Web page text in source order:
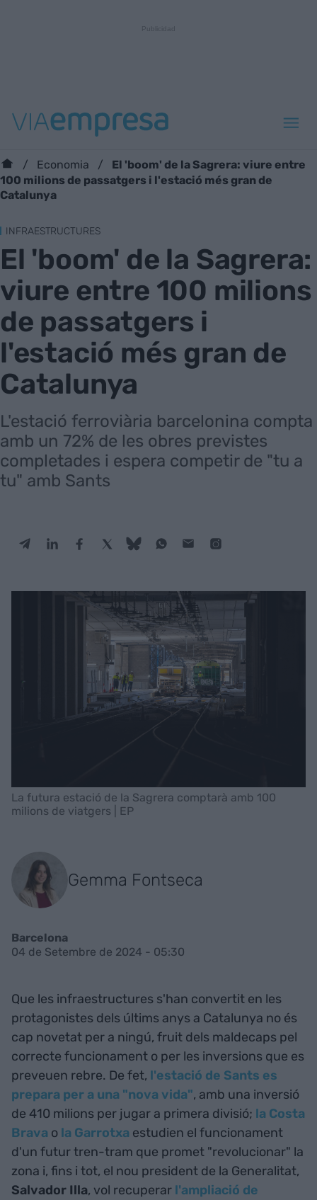
Economia
El 'boom' de la Sagrera: viure entre
100 milions de passatgers i l'estació més gran de
Catalunya
INFRAESTRUCTURES
El 'boom' de la Sagrera:
viure entre 100 milions
de passatgers i
l'estació més gran de
Catalunya
L'estació ferroviària barcelonina compta
amb un 72% de les obres previstes
completades i espera competir de "tu a
tu" amb Sants
La futura estació de la Sagrera comptarà amb 100
milions de viatgers | EP
Gemma Fontseca
Barcelona
04 de Setembre de 2024 - 05:30
Que les infraestructures s'han convertit en les
protagonistes dels últims anys a Catalunya no és
cap novetat per a ningú, fruit dels maldecaps pel
correcte funcionament o per les inversions que es
preveuen rebre. De fet, l'estació de Sants es
prepara per a una "nova vida", amb una inversió
de 410 milions per jugar a primera divisió; la Costa
Brava o la Garrotxa estudien el funcionament
d'un futur tren-tram que promet "revolucionar" la
zona i, fins i tot, el nou president de la Generalitat,
Salvador Illa, vol recuperar l'ampliació de